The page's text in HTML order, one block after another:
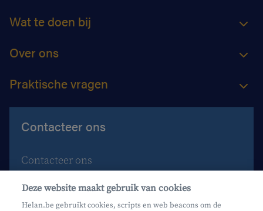
Wat te doen bij
Over ons
Praktische vragen
Contacteer ons
Contacteer ons
Maak een afspraak
Waar vind je ons?
Deze website maakt gebruik van cookies
Helan.be gebruikt cookies, scripts en web beacons om de